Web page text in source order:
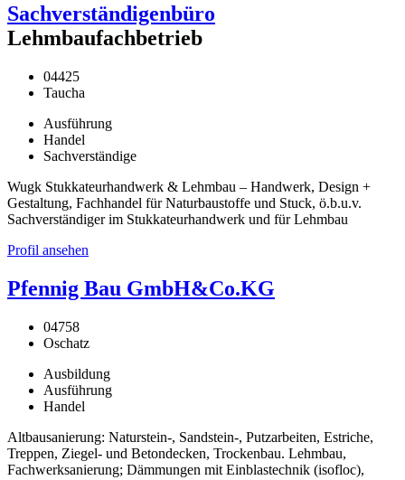
Sachverständigenbüro
Lehmbaufachbetrieb
04425
Taucha
Ausführung
Handel
Sachverständige
Wugk Stukkateurhandwerk & Lehmbau – Handwerk, Design +
Gestaltung, Fachhandel für Naturbaustoffe und Stuck, ö.b.u.v.
Sachverständiger im Stukkateurhandwerk und für Lehmbau
Profil ansehen
Pfennig Bau GmbH&Co.KG
04758
Oschatz
Ausbildung
Ausführung
Handel
Altbausanierung: Naturstein-, Sandstein-, Putzarbeiten, Estriche,
Treppen, Ziegel- und Betondecken, Trockenbau. Lehmbau,
Fachwerksanierung; Dämmungen mit Einblastechnik (isofloc),